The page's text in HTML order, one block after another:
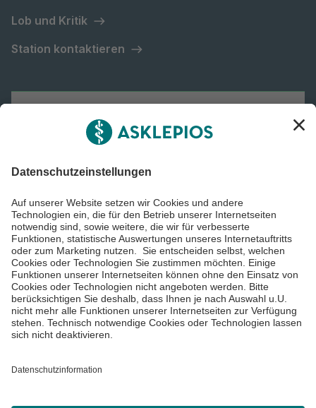
Lob und Kritik
Station kontaktieren
Asklepios Gruppe
Impressum